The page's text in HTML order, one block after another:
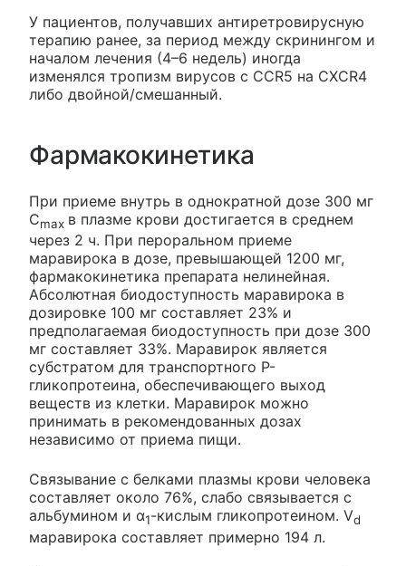
У пациентов, получавших антиретровирусную
терапию ранее, за период между скринингом и
началом лечения (4–6 недель) иногда
изменялся тропизм вирусов с ССR5 на CXCR4
либо двойной/смешанный.
Фармакокинетика
При приеме внутрь в однократной дозе 300 мг
Cmax в плазме крови достигается в среднем
через 2 ч. При пероральном приеме
маравирока в дозе, превышающей 1200 мг,
фармакокинетика препарата нелинейная.
Абсолютная биодоступность маравирока в
дозировке 100 мг составляет 23% и
предполагаемая биодоступность при дозе 300
мг составляет 33%. Маравирок является
субстратом для транспортного Р-
гликопротеина, обеспечивающего выход
веществ из клетки. Маравирок можно
принимать в рекомендованных дозах
независимо от приема пищи.
Связывание с белками плазмы крови человека
составляет около 76%, слабо связывается с
альбумином и α1-кислым гликопротеином. Vd
маравирока составляет примерно 194 л.